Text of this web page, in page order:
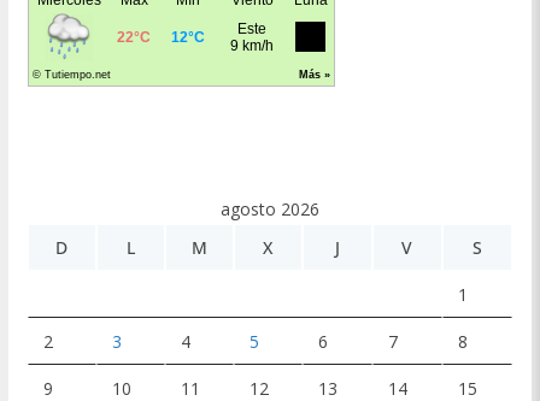
agosto 2026
D
L M X J V S
1
2 3 4 5 6 7 8
9 10 11 12 13 14 15